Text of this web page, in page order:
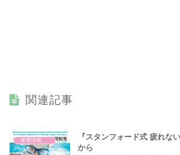
関連記事
『スタンフォード式 疲れな
から